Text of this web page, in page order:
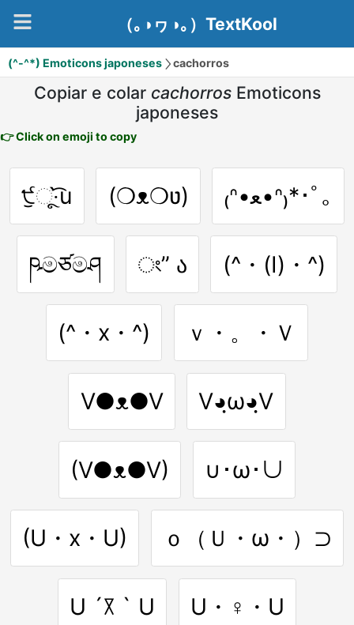
（｡◑ヮ◑｡）TextKool
(^-^*) Emoticons japoneses cachorros
Copiar e colar cachorros Emoticons
japoneses
👉 Click on emoji to copy
੯ੁૂ‧̀͡u (❍ᴥ❍ʋ) ₍ᐢ•ﻌ•ᐢ₎*･ﾟ｡
ཥමཙමཤ ং” ა (^・(I)・^)
(^・x・^) ｖ・。・Ｖ
V●ᴥ●V V◕ฺω◕ฺV
(V●ᴥ●V) ∪･ω･∪
(U・x・U) ｏ（Ｕ・ω・）⊃
U ´꓃ ` U U・♀・U